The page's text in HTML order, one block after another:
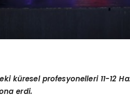
küresel profesyonelleri 11-12
erdi.